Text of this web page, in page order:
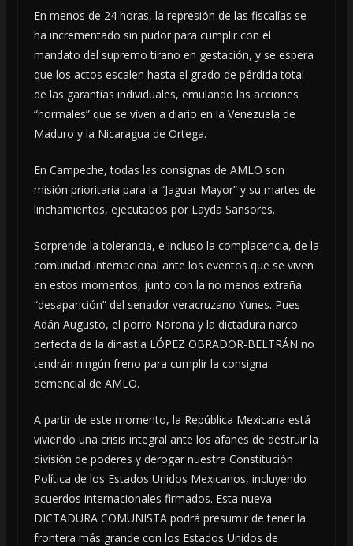
En menos de 24 horas, la represión de las fiscalías se
ha incrementado sin pudor para cumplir con el
mandato del supremo tirano en gestación, y se espera
que los actos escalen hasta el grado de pérdida total
de las garantías individuales, emulando las acciones
“normales” que se viven a diario en la Venezuela de
Maduro y la Nicaragua de Ortega.
En Campeche, todas las consignas de AMLO son
misión prioritaria para la “Jaguar Mayor” y su martes de
linchamientos, ejecutados por Layda Sansores.
Sorprende la tolerancia, e incluso la complacencia, de la
comunidad internacional ante los eventos que se viven
en estos momentos, junto con la no menos extraña
“desaparición” del senador veracruzano Yunes. Pues
Adán Augusto, el porro Noroña y la dictadura narco
perfecta de la dinastía LÓPEZ OBRADOR-BELTRÁN no
tendrán ningún freno para cumplir la consigna
demencial de AMLO.
A partir de este momento, la República Mexicana está
viviendo una crisis integral ante los afanes de destruir la
división de poderes y derogar nuestra Constitución
Política de los Estados Unidos Mexicanos, incluyendo
acuerdos internacionales firmados. Esta nueva
DICTADURA COMUNISTA podrá presumir de tener la
frontera más grande con los Estados Unidos de